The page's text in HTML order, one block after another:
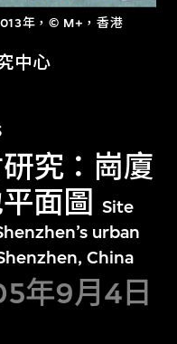
年，© M+，香港
中心
究：崗廈
面圖
Site
urban
China
年9月4日
十一世紀視覺